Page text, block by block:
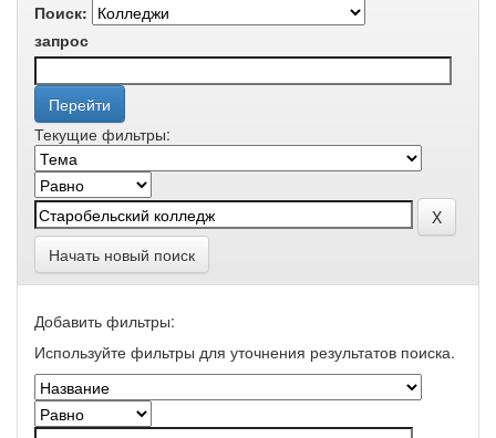
Поиск:
запрос
Текущие фильтры:
Начать новый поиск
Добавить фильтры:
Используйте фильтры для уточнения результатов поиска.